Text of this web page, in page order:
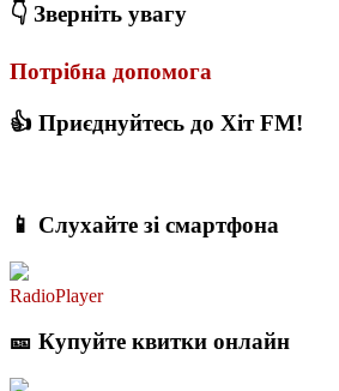
👇 Зверніть увагу
Потрібна допомога
👍 Приєднуйтесь до Хіт FM!
📱 Слухайте зі смартфона
RadioPlayer
🎫 Купуйте квитки онлайн